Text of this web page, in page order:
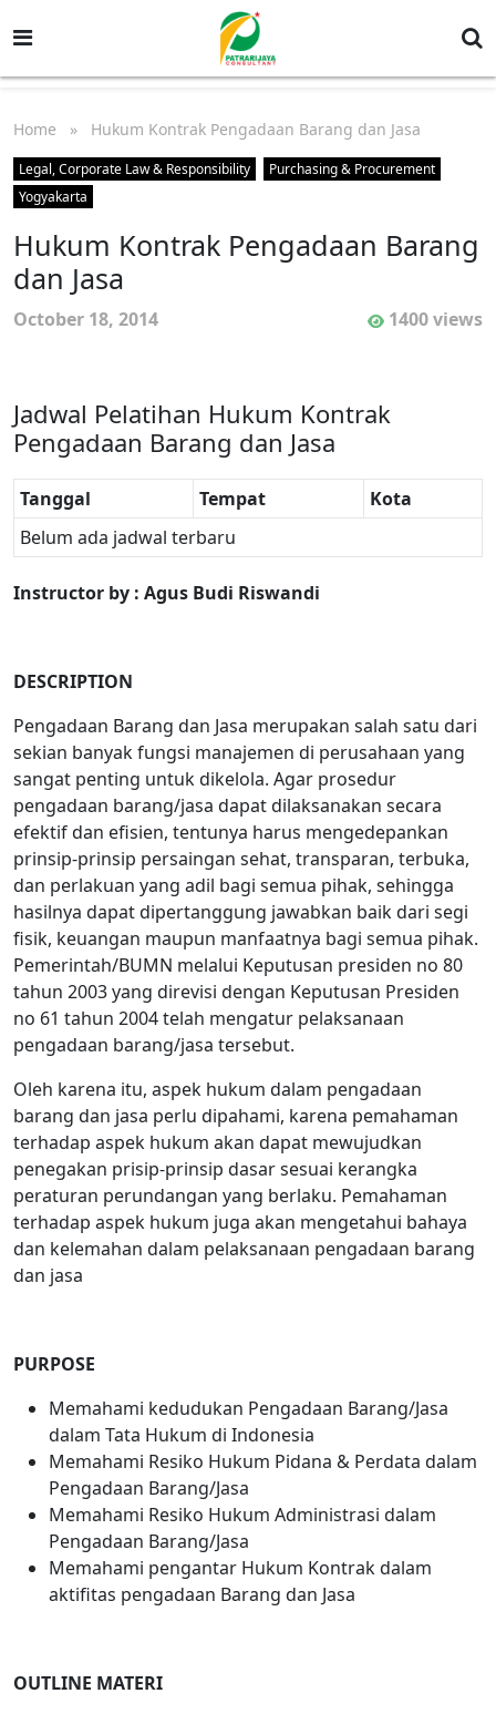
Home » Hukum Kontrak Pengadaan Barang dan Jasa
Legal, Corporate Law & Responsibility
Purchasing & Procurement
Yogyakarta
Hukum Kontrak Pengadaan Barang
dan Jasa
October 18, 2014 1400 views
Jadwal Pelatihan Hukum Kontrak
Pengadaan Barang dan Jasa
Tanggal Tempat
Kota
Belum ada jadwal terbaru
Instructor by : Agus Budi Riswandi
DESCRIPTION
Pengadaan Barang dan Jasa merupakan salah satu dari
sekian banyak fungsi manajemen di perusahaan yang
sangat penting untuk dikelola. Agar prosedur
pengadaan barang/jasa dapat dilaksanakan secara
efektif dan efisien, tentunya harus mengedepankan
prinsip-prinsip persaingan sehat, transparan, terbuka,
dan perlakuan yang adil bagi semua pihak, sehingga
hasilnya dapat dipertanggung jawabkan baik dari segi
fisik, keuangan maupun manfaatnya bagi semua pihak.
Pemerintah/BUMN melalui Keputusan presiden no 80
tahun 2003 yang direvisi dengan Keputusan Presiden
no 61 tahun 2004 telah mengatur pelaksanaan
pengadaan barang/jasa tersebut.
Oleh karena itu, aspek hukum dalam pengadaan
barang dan jasa perlu dipahami, karena pemahaman
terhadap aspek hukum akan dapat mewujudkan
penegakan prisip-prinsip dasar sesuai kerangka
peraturan perundangan yang berlaku. Pemahaman
terhadap aspek hukum juga akan mengetahui bahaya
dan kelemahan dalam pelaksanaan pengadaan barang
dan jasa
PURPOSE
Memahami kedudukan Pengadaan Barang/Jasa
dalam Tata Hukum di Indonesia
Memahami Resiko Hukum Pidana & Perdata dalam
Pengadaan Barang/Jasa
Memahami Resiko Hukum Administrasi dalam
Pengadaan Barang/Jasa
Memahami pengantar Hukum Kontrak dalam
aktifitas pengadaan Barang dan Jasa
OUTLINE MATERI